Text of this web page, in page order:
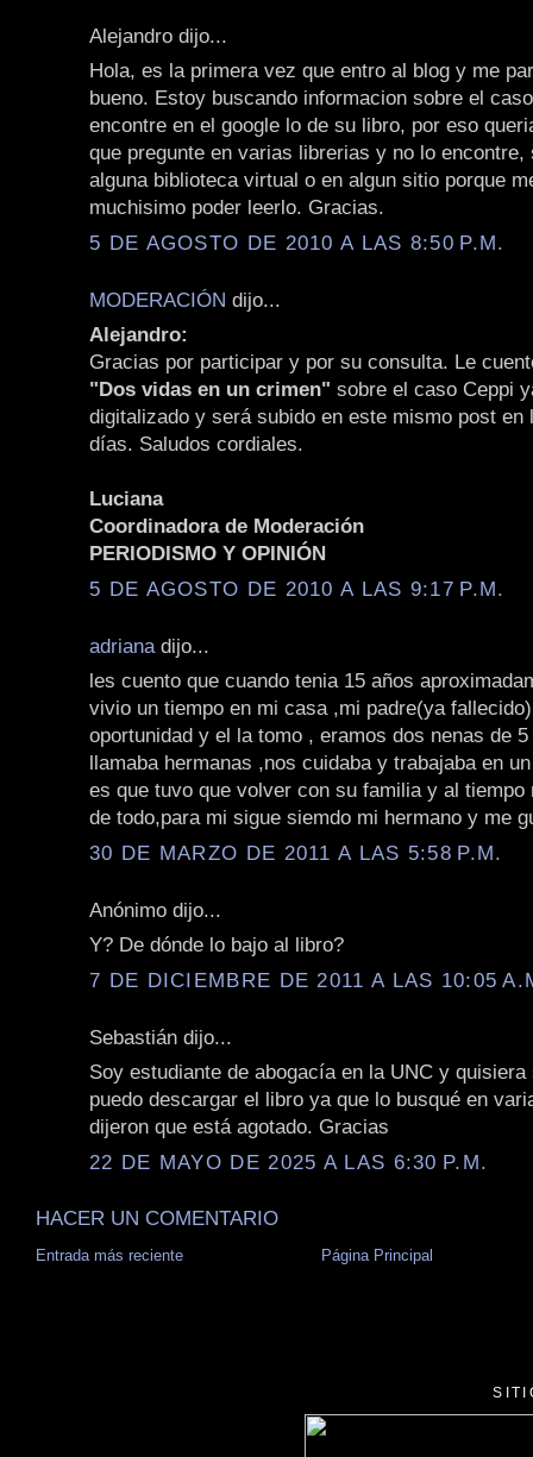
Alejandro dijo...
Hola, es la primera vez que entro al blog y me
bueno. Estoy buscando informacion sobre el
encontre en el google lo de su libro, por eso
que pregunte en varias librerias y no lo encontre,
alguna biblioteca virtual o en algun sitio porque
muchisimo poder leerlo. Gracias.
5 DE AGOSTO DE 2010 A LAS 8:50 P.M.
MODERACIÓN dijo...
Alejandro:
Gracias por participar y por su consulta. Le
"Dos vidas en un crimen" sobre el caso Ceppi
digitalizado y será subido en este mismo post en
días. Saludos cordiales.
Luciana
Coordinadora de Moderación
PERIODISMO Y OPINIÓN
5 DE AGOSTO DE 2010 A LAS 9:17 P.M.
adriana dijo...
les cuento que cuando tenia 15 años
vivio un tiempo en mi casa ,mi padre(ya
oportunidad y el la tomo , eramos dos nenas de
llamaba hermanas ,nos cuidaba y trabajaba en
es que tuvo que volver con su familia y al tiempo
de todo,para mi sigue siemdo mi hermano y me
30 DE MARZO DE 2011 A LAS 5:58 P.M.
Anónimo dijo...
Y? De dónde lo bajo al libro?
7 DE DICIEMBRE DE 2011 A LAS 10:05
Sebastián dijo...
Soy estudiante de abogacía en la UNC y quisiera
puedo descargar el libro ya que lo busqué en
dijeron que está agotado. Gracias
22 DE MAYO DE 2025 A LAS 6:30 P.M.
HACER UN COMENTARIO
Entrada más reciente Página Principal